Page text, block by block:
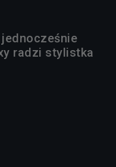
radzi stylistka